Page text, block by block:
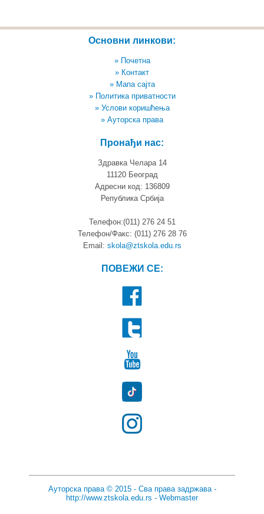
Основни линкови:
» Почетна
» Контакт
» Мапа сајта
» Политика приватности
» Услови коришћења
» Ауторска права
Пронађи нас:
Здравка Челара 14
11120 Београд
Адресни код: 136809
Република Србија
Телефон:(011) 276 24 51
Телефон/Факс: (011) 276 28 76
Email: skola@ztskola.edu.rs
ПОВЕЖИ СЕ:
Ауторска права © 2015 - Сва права задржава -
http://www.ztskola.edu.rs - Webmaster